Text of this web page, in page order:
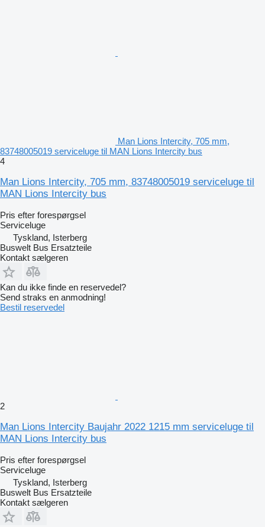
Man Lions Intercity, 705 mm,
83748005019 serviceluge til MAN Lions Intercity bus
4
Man Lions Intercity, 705 mm, 83748005019 serviceluge til
MAN Lions Intercity bus
Pris efter forespørgsel
Serviceluge
Tyskland, Isterberg
Buswelt Bus Ersatzteile
Kontakt sælgeren
Kan du ikke finde en reservedel?
Send straks en anmodning!
Bestil reservedel
2
Man Lions Intercity Baujahr 2022 1215 mm serviceluge til
MAN Lions Intercity bus
Pris efter forespørgsel
Serviceluge
Tyskland, Isterberg
Buswelt Bus Ersatzteile
Kontakt sælgeren